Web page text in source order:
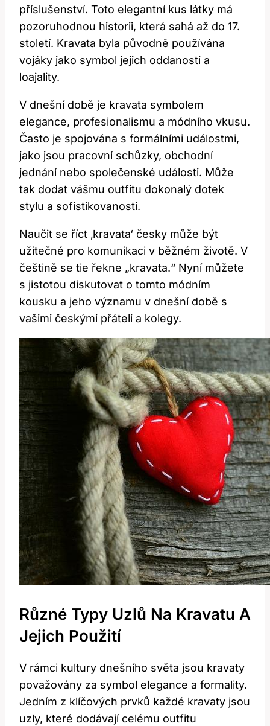
příslušenství. Toto elegantní kus látky má
pozoruhodnou historii, která sahá až do 17.
století. Kravata byla původně používána
vojáky jako symbol jejich oddanosti a
loajality.
V dnešní době je kravata symbolem
elegance, profesionalismu a módního vkusu.
Často je spojována s formálními událostmi,
jako jsou pracovní schůzky, obchodní
jednání nebo společenské události. Může
tak dodat vášmu outfitu dokonalý dotek
stylu a sofistikovanosti.
Naučit se říct ‚kravata‘ česky může být
užitečné pro komunikaci v běžném životě. V
češtině se tie řekne „kravata.“ Nyní můžete
s jistotou diskutovat o tomto módním
kousku a jeho významu v dnešní době s
vašimi českými přáteli a kolegy.
Různé Typy Uzlů Na Kravatu A
Jejich Použití
V rámci kultury dnešního světa jsou kravaty
považovány za symbol elegance a formality.
Jedním z klíčových prvků každé kravaty jsou
uzly, které dodávají celému outfitu